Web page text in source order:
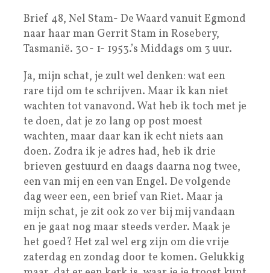
Brief 48, Nel Stam- De Waard vanuit Egmond
naar haar man Gerrit Stam in Rosebery,
Tasmanië. 30- 1- 1953.’s Middags om 3 uur.
Ja, mijn schat, je zult wel denken: wat een
rare tijd om te schrijven. Maar ik kan niet
wachten tot vanavond. Wat heb ik toch met je
te doen, dat je zo lang op post moest
wachten, maar daar kan ik echt niets aan
doen. Zodra ik je adres had, heb ik drie
brieven gestuurd en daags daarna nog twee,
een van mij en een van Engel. De volgende
dag weer een, een brief van Riet. Maar ja
mijn schat, je zit ook zo ver bij mij vandaan
en je gaat nog maar steeds verder. Maak je
het goed? Het zal wel erg zijn om die vrije
zaterdag en zondag door te komen. Gelukkig